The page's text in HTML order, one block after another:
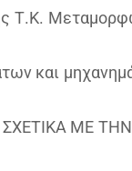
Τ.Κ.
και
ΣΧΕΤΙΚΑ ΜΕ